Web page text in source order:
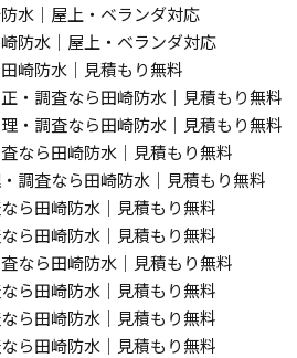
水｜屋上・ベランダ対応
防水｜屋上・ベランダ対応
崎防水｜見積もり無料
・調査なら田崎防水｜見積もり無料
・調査なら田崎防水｜見積もり無料
なら田崎防水｜見積もり無料
調査なら田崎防水｜見積もり無料
ら田崎防水｜見積もり無料
ら田崎防水｜見積もり無料
なら田崎防水｜見積もり無料
ら田崎防水｜見積もり無料
ら田崎防水｜見積もり無料
ら田崎防水｜見積もり無料